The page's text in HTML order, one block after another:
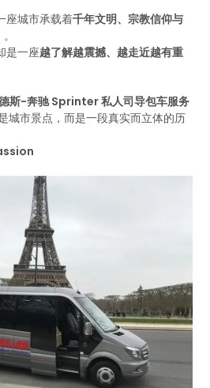
座城市承载着千年文明、宗教信仰与
。
是一座越了解越震撼、越走近越有重
斯-奔驰 Sprinter 私人司导包车服务
城市景点，而是一段真实而立体的历